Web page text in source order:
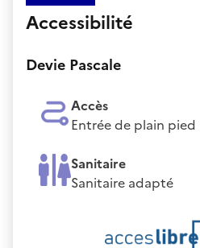
Accessibilité
Devie Pascale
Accès
Entrée de plain pied
Sanitaire
Sanitaire adapté